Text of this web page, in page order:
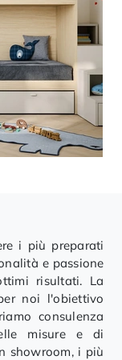
i più preparati
e passione
risultati. La
noi l'obiettivo
consulenza
misure e di
showroom, i più